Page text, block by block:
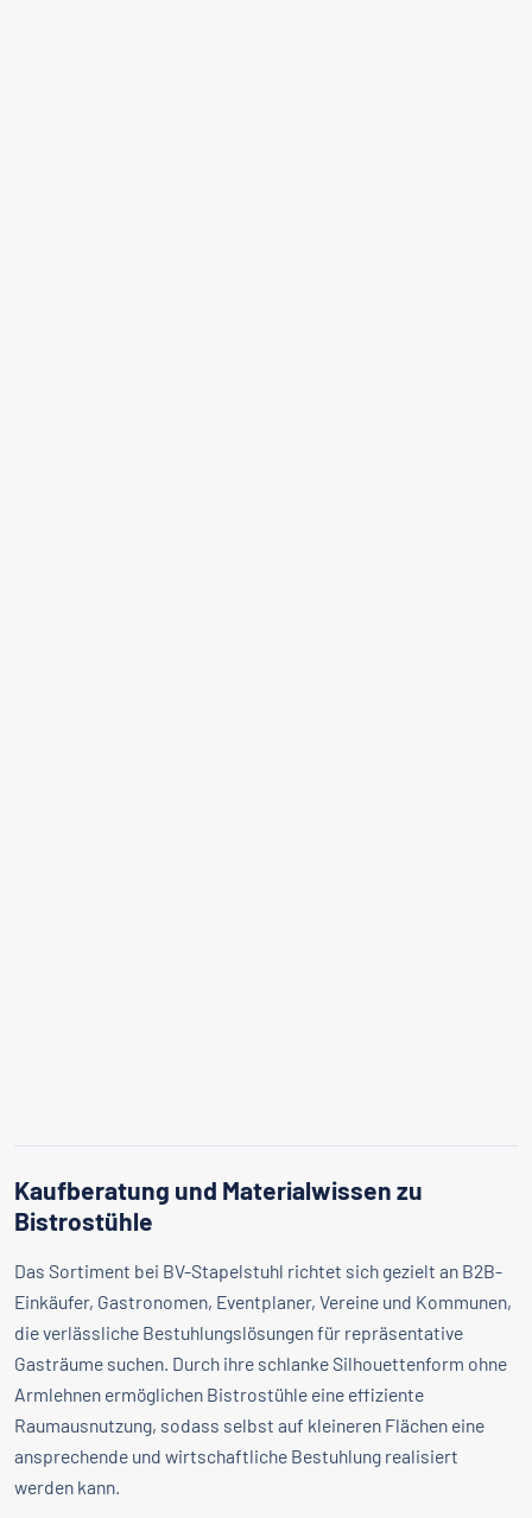
Kaufberatung und Materialwissen zu
Bistrostühle
Das Sortiment bei BV-Stapelstuhl richtet sich gezielt an B2B-
Einkäufer, Gastronomen, Eventplaner, Vereine und Kommunen,
die verlässliche Bestuhlungslösungen für repräsentative
Gasträume suchen. Durch ihre schlanke Silhouettenform ohne
Armlehnen ermöglichen Bistrostühle eine effiziente
Raumausnutzung, sodass selbst auf kleineren Flächen eine
ansprechende und wirtschaftliche Bestuhlung realisiert
werden kann.